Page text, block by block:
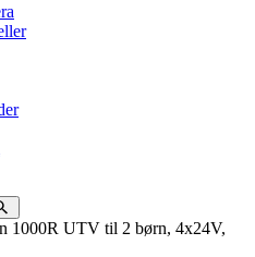
1000R UTV til 2 børn, 4x24V,